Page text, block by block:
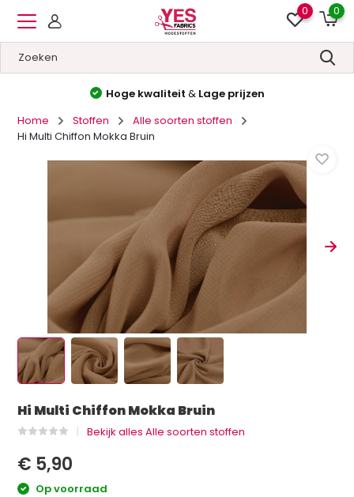
0 0
Hoge kwaliteit & Lage prijzen
Home
Stoffen
Alle soorten stoffen
Hi Multi Chiffon Mokka Bruin
Hi Multi Chiffon Mokka Bruin
Bekijk alles Alle soorten stoffen
€ 5,90
Op voorraad